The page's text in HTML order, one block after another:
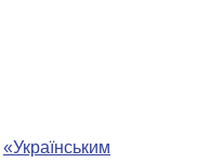
«Українським